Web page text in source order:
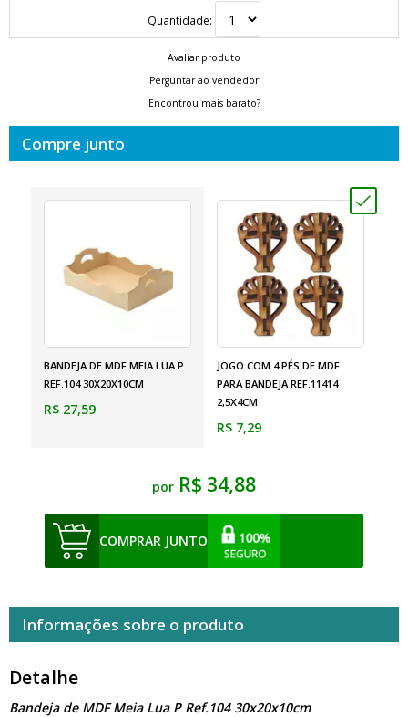
Quantidade:
Avaliar produto
Perguntar ao vendedor
Encontrou mais barato?
Compre junto
BANDEJA DE MDF MEIA LUA P
REF.104 30X20X10CM
R$ 27,59
JOGO COM 4 PÉS DE MDF
PARA BANDEJA REF.11414
2,5X4CM
R$ 7,29
por R$ 34,88
COMPRAR JUNTO
Informações sobre o produto
Detalhe
Bandeja de MDF Meia Lua P Ref.104 30x20x10cm